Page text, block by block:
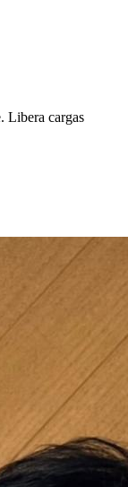
Libera cargas